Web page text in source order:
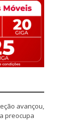
avançou,
preocupa